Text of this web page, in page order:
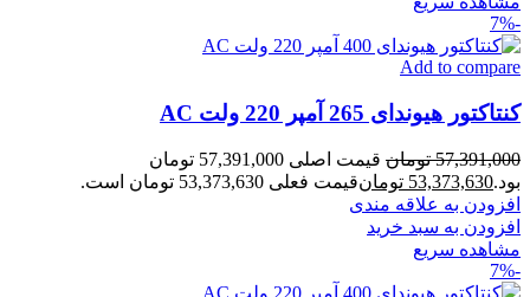
-7%
Add to compare
کنتاکتور هیوندای 265 آمپر 220 ولت AC
57,391,000 تومان
قیمت اصلی 57,391,000 تومان
بود.53,373,630 تومانقیمت فعلی 53,373,630 تومان است.
افزودن به علاقه مندی
افزودن به سبد خرید
مشاهده سریع
-7%